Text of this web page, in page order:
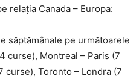
relația Canada – Europa:
săptămânale pe următoarele
curse), Montreal – Paris (7
curse), Toronto – Londra (7